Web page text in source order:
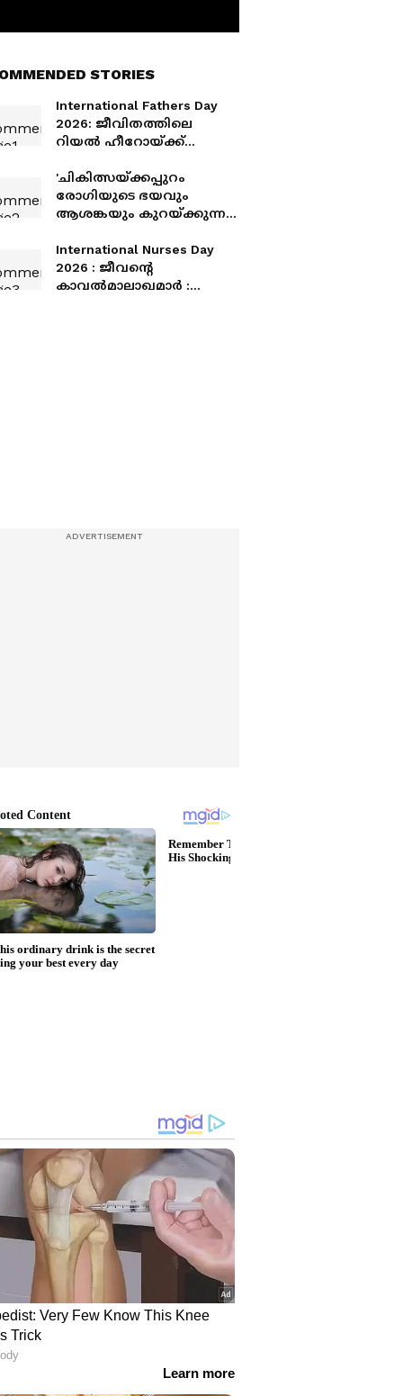
STORIES
International Fathers Day
2026: ജീവിതത്തിലെ
റിയൽ ഹീറോയ്ക്ക്
'ചികിത്സയ്ക്കപ്പുറം
രോഗിയുടെ ഭയവും
ആശങ്കയും കുറയ്ക്കുന്ന
പലപ്പോഴും നഴ്സിന്റെ
ഏറ്റവും വലിയ സംഭാവന'
International Nurses Day
2026 : ജീവന്റെ
കാവൽമാലാഖമാർ :